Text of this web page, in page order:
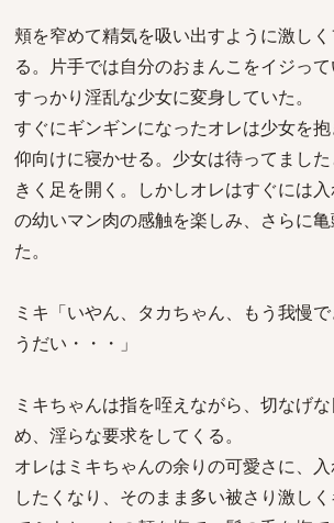
頬を窄めて精気を吸い出すように激し
る。片手では自分のおまんこをイジっ
すっかり淫乱な少女に変身していた。
すぐにギンギンになったオレは少女を
仰向けに寝かせる。少女は待ってまし
きく足を開く。しかしオレはすぐには
の幼いマン肉の感触を楽しみ、さらに
た。
ミキ「いやん、タカちゃん、もう我慢
うだい・・・」
ミキちゃんは指を咥えながら、切なげ
め、淫らな要求をしてくる。
オレはミキちゃんの余りの可愛さに、
したくなり、そのまま多い被さり激し